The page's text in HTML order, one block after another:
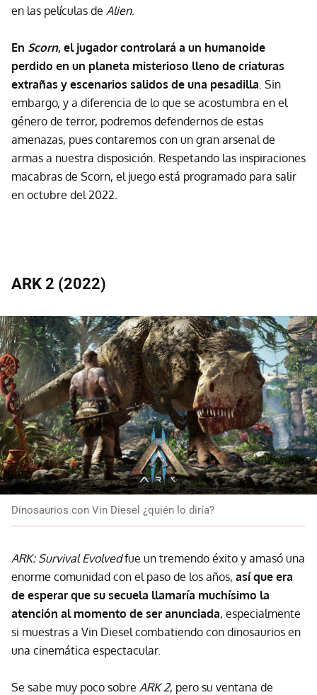
en las películas de Alien.
En Scorn, el jugador controlará a un humanoide
perdido en un planeta misterioso lleno de criaturas
extrañas y escenarios salidos de una pesadilla . Sin
embargo, y a diferencia de lo que se acostumbra en el
género de terror, podremos defendernos de estas
amenazas, pues contaremos con un gran arsenal de
armas a nuestra disposición. Respetando las inspiraciones
macabras de Scorn, el juego está programado para salir
en octubre del 2022.
ARK 2 (2022)
Dinosaurios con Vin Diesel ¿quién lo diría?
ARK: Survival Evolvedfue un tremendo éxito y amasó una
enorme comunidad con el paso de los años, así que era
de esperar que su secuela llamaría muchísimo la
atención al momento de ser anunciada, especialmente
si muestras a Vin Diesel combatiendo con dinosaurios en
una cinemática espectacular.
Se sabe muy poco sobre ARK 2, pero su ventana de